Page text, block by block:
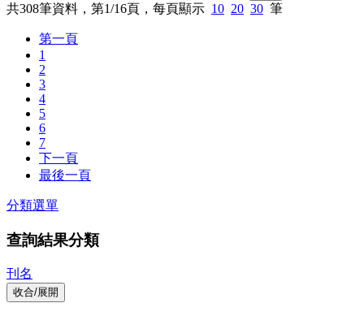
共308筆資料，第1/16頁，每頁顯示 10 20 30 筆
第一頁
1
2
3
4
5
6
7
下一頁
最後一頁
分類選單
查詢結果分類
刊名
收合/展開